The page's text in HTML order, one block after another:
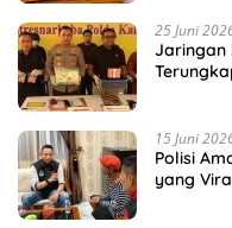
25 Juni
Jaringan
15 Juni
Polisi
yang